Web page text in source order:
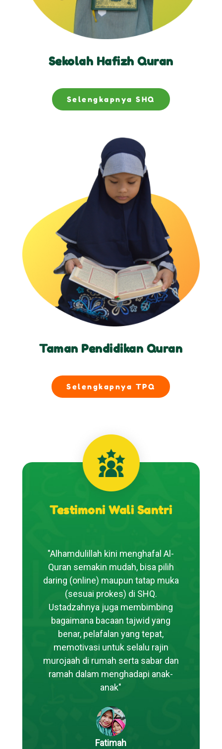
Sekolah Hafizh Quran
Selengkapnya SHQ
Taman Pendidikan Quran
Selengkapnya TPQ
Testimoni Wali Santri
"Alhamdulillah kini menghafal Al-
Quran semakin mudah, bisa pilih
daring (online) maupun tatap muka
(sesuai prokes) di SHQ.
Ustadzahnya juga membimbing
bagaimana bacaan tajwid yang
benar, pelafalan yang tepat,
memotivasi untuk selalu rajin
murojaah di rumah serta sabar dan
ramah dalam menghadapi anak-
anak"
Fatimah